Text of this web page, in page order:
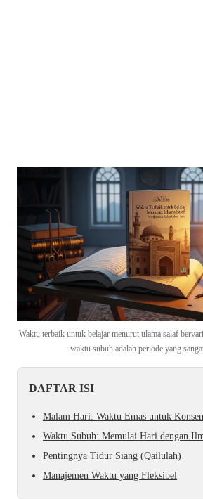
Waktu terbaik untuk belajar menurut ulama salaf
waktu subuh adalah periode yang
DAFTAR ISI
Malam Hari: Waktu Emas untuk
Waktu Subuh: Memulai Hari dengan
Pentingnya Tidur Siang (Qailulah)
Manajemen Waktu yang Fleksibel